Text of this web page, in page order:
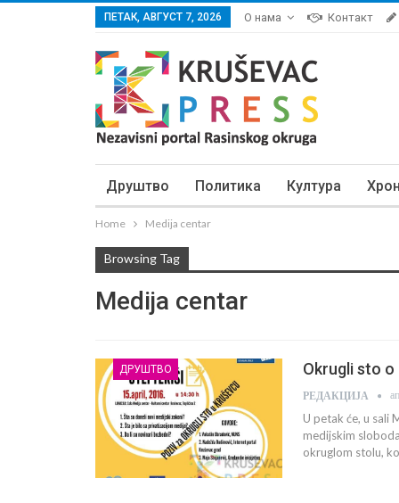
ПЕТАК, АВГУСТ 7, 2026 О нама Контакт
Друштво Политика Култура
Home Medija centar
Browsing Tag
Medija centar
ДРУШТВО Okrugli sto
РЕДАКЦИЈА
U petak će, u sali
medijskim
okruglom stolu,